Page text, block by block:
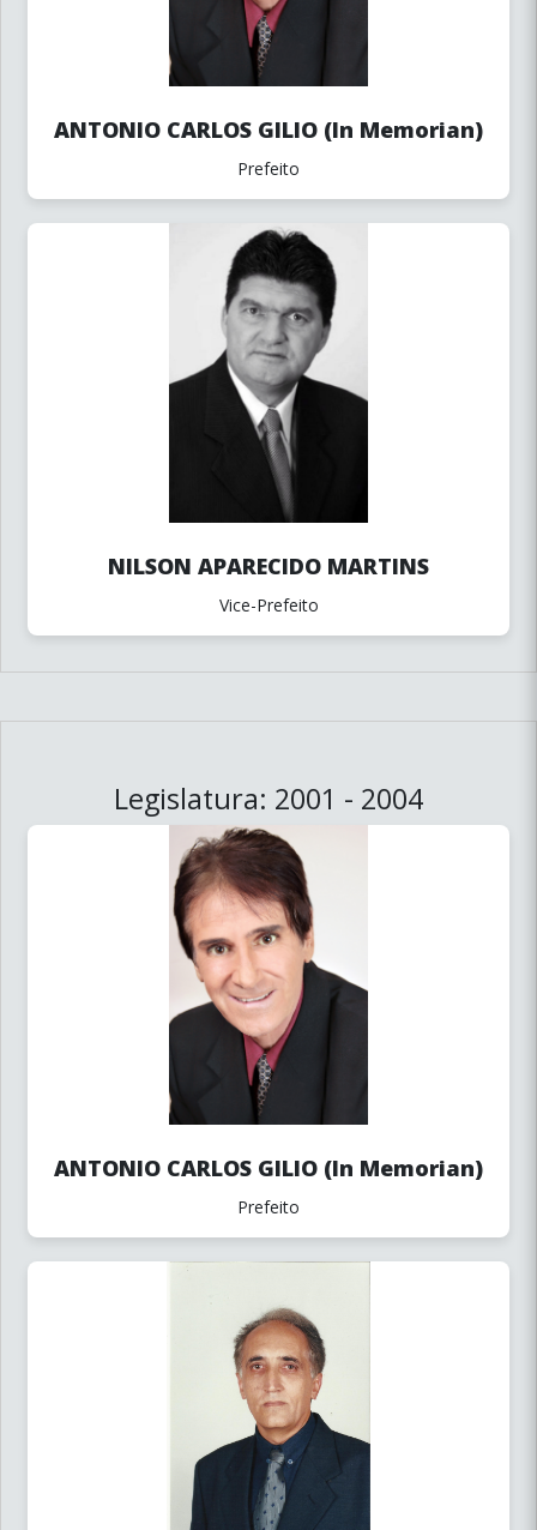
ANTONIO CARLOS GILIO (In Memorian)
Prefeito
NILSON APARECIDO MARTINS
Vice-Prefeito
Legislatura: 2001 - 2004
ANTONIO CARLOS GILIO (In Memorian)
Prefeito